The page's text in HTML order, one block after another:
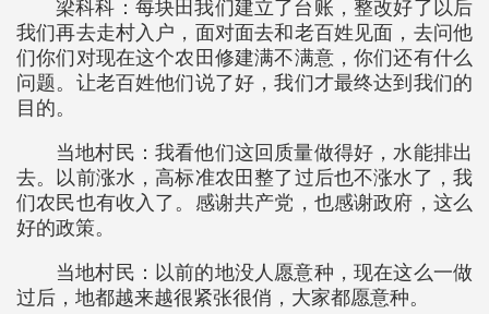
梁科科：每块田我们建立了台账，整改好了以后
我们再去走村入户，面对面去和老百姓见面，去问他
们你们对现在这个农田修建满不满意，你们还有什么
问题。让老百姓他们说了好，我们才最终达到我们的
目的。
当地村民：我看他们这回质量做得好，水能排出
去。以前涨水，高标准农田整了过后也不涨水了，我
们农民也有收入了。感谢共产党，也感谢政府，这么
好的政策。
当地村民：以前的地没人愿意种，现在这么一做
过后，地都越来越很紧张很俏，大家都愿意种。